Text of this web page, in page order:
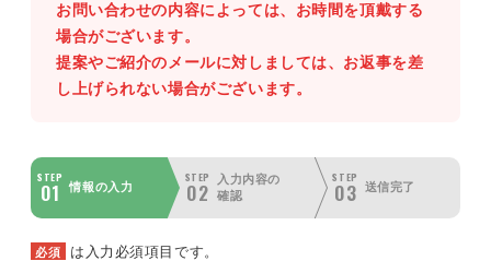
お問い合わせの内容によっては、お時間を頂戴する
場合がございます。
提案やご紹介のメールに対しましては、お返事を差
し上げられない場合がございます。
STEP
01 情報の入力
STEP
02
入力内容の
確認
STEP
03 送信完了
必須 は入力必須項目です。